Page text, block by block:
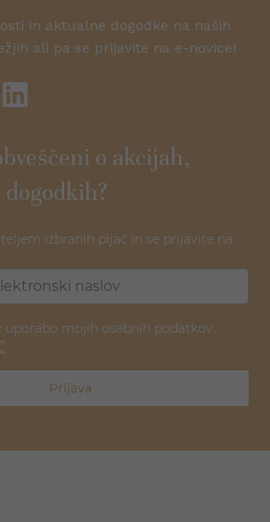
in aktualne dogodke na naših
ali pa se prijavite na e-novice!
o akcijah,
izbranih pijač in se prijavite na
uporabo mojih osebnih podatkov.
Prijava